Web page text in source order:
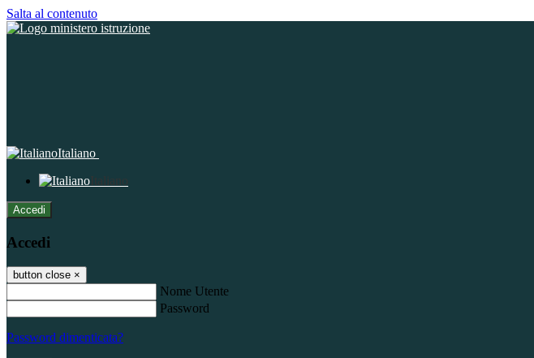
Salta al contenuto
Italiano
Italiano
Accedi
Accedi
button close ×
Nome Utente
Password
Password dimenticata?